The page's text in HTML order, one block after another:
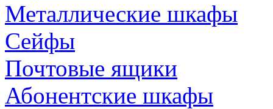
Металлические шкафы
Сейфы
Почтовые ящики
Абонентские шкафы